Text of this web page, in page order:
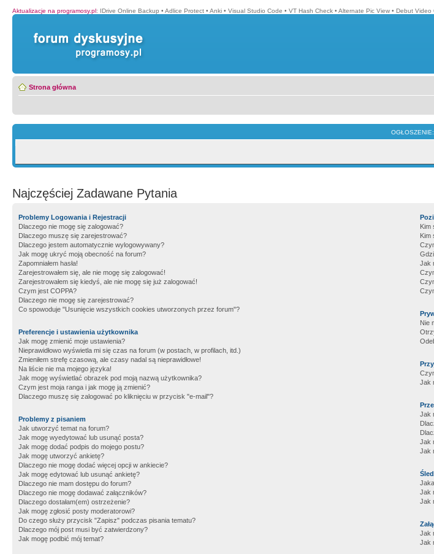
Aktualizacje na programosy.pl: IDrive Online Backup • Adlice Protect • Anki • Visual Studio Code • VT Hash Check • Alternate Pic View • Debut Video
Strona główna
OGŁOSZENIE:
Najczęściej Zadawane Pytania
Problemy Logowania i Rejestracji
Dlaczego nie mogę się zalogować?
Dlaczego muszę się zarejestrować?
Dlaczego jestem automatycznie wylogowywany?
Jak mogę ukryć moją obecność na forum?
Zapomniałem hasła!
Zarejestrowałem się, ale nie mogę się zalogować!
Zarejestrowałem się kiedyś, ale nie mogę się już zalogować!
Czym jest COPPA?
Dlaczego nie mogę się zarejestrować?
Co spowoduje "Usunięcie wszystkich cookies utworzonych przez forum"?
Preferencje i ustawienia użytkownika
Jak mogę zmienić moje ustawienia?
Nieprawidłowo wyświetla mi się czas na forum (w postach, w profilach, itd.)
Zmieniłem strefę czasową, ale czasy nadal są nieprawidłowe!
Na liście nie ma mojego języka!
Jak mogę wyświetlać obrazek pod moją nazwą użytkownika?
Czym jest moja ranga i jak mogę ją zmienić?
Dlaczego muszę się zalogować po kliknięciu w przycisk "e-mail"?
Problemy z pisaniem
Jak utworzyć temat na forum?
Jak mogę wyedytować lub usunąć posta?
Jak mogę dodać podpis do mojego postu?
Jak mogę utworzyć ankietę?
Dlaczego nie mogę dodać więcej opcji w ankiecie?
Jak mogę edytować lub usunąć ankietę?
Dlaczego nie mam dostępu do forum?
Dlaczego nie mogę dodawać załączników?
Dlaczego dostałam(em) ostrzeżenie?
Jak mogę zgłosić posty moderatorowi?
Do czego służy przycisk "Zapisz" podczas pisania tematu?
Dlaczego mój post musi być zatwierdzony?
Jak mogę podbić mój temat?
Kim
Kim
Jak
Nie
Jak
Jak
Jak
Jak
Jak
Jak
Jak
Jak